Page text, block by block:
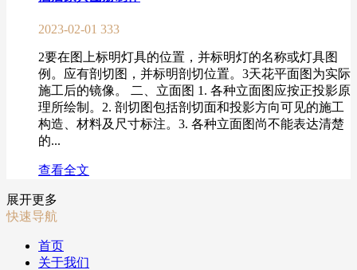
2023-02-01 333
2要在图上标明灯具的位置，并标明灯的名称或灯具图
例。应有剖切图，并标明剖切位置。3天花平面图为实际
施工后的镜像。 二、立面图 1. 各种立面图应按正投影原
理所绘制。2. 剖切图包括剖切面和投影方向可见的施工
构造、材料及尺寸标注。3. 各种立面图尚不能表达清楚
的...
查看全文
展开更多
快速导航
首页
关于我们